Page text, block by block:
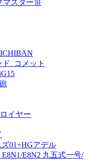
マスターⅢ
_コメット
イヤー
01+HGアデル
E8N2 九五式一号/